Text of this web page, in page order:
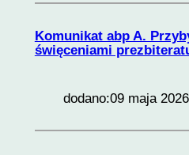
Komunikat abp A.
święceniami
dodano:09 maja 2026